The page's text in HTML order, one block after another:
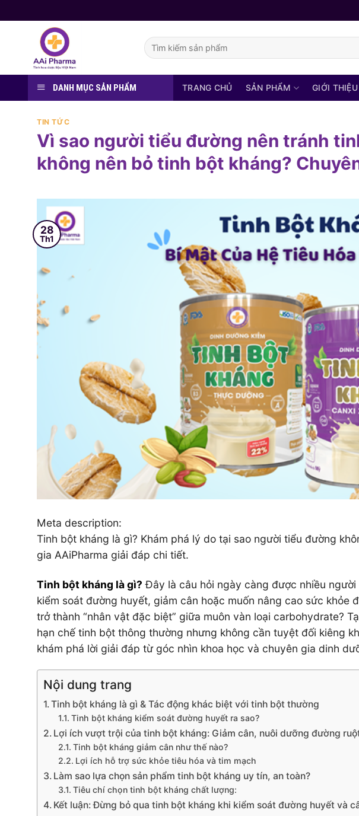
to
Tìm
kiếm:
DANH MỤC SẢN PHẨM TRANG CHỦ SẢN PHẨM GIỚI THIỆU
TIN TỨC
Vì sao người tiểu đường nên tránh
không nên bỏ tinh bột kháng?
28
Th1
Meta description:
Tinh bột kháng là gì? Khám phá lý do tại sao người tiểu đường
gia AAiPharma giải đáp chi tiết.
Tinh bột kháng là gì? Đây là câu hỏi ngày càng được nhiều
kiểm soát đường huyết, giảm cân hoặc muốn nâng cao sức khỏe
trở thành “nhân vật đặc biệt” giữa muôn vàn loại carbohydrate?
hạn chế tinh bột thông thường nhưng không cần tuyệt đối kiêng
khám phá lời giải đáp từ góc nhìn khoa học và chuyên gia dinh
Nội dung trang
Tinh bột kháng là gì & Tác động khác biệt với tinh bột thường
Tinh bột kháng kiểm soát đường huyết ra sao?
Lợi ích vượt trội của tinh bột kháng: Giảm cân, nuôi dưỡng đường
Tinh bột kháng giảm cân như thế nào?
Lợi ích hỗ trợ sức khỏe tiêu hóa và tim mạch
Làm sao lựa chọn sản phẩm tinh bột kháng uy tín, an toàn?
Tiêu chí chọn tinh bột kháng chất lượng:
Kết luận: Đừng bỏ qua tinh bột kháng khi kiểm soát đường huyết và